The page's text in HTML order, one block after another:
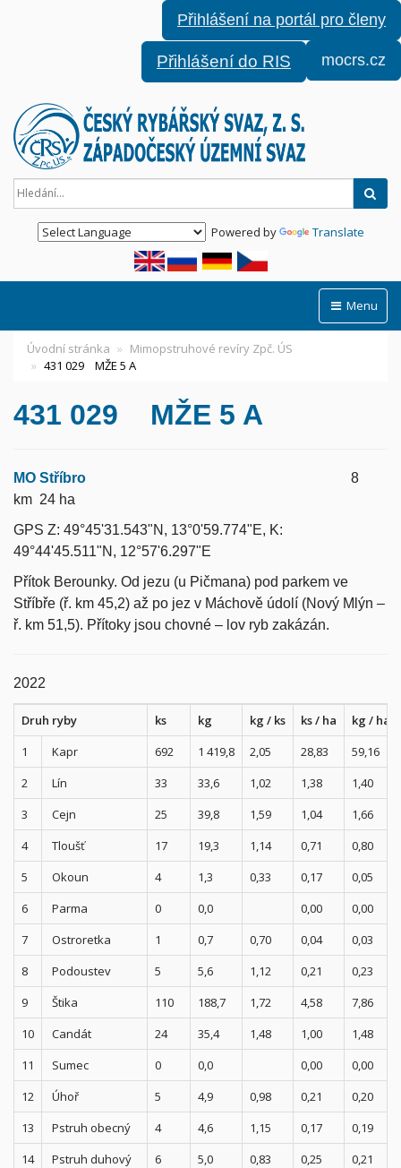
Přihlášení na portál pro členy
Přihlášení do RIS mocrs.cz
Powered by Translate
Menu
Úvodní stránka
Mimopstruhové revíry Zpč. ÚS
431 029 MŽE 5 A
431 029 MŽE 5 A
MO Stříbro
8
km 24 ha
GPS Z: 49°45'31.543"N, 13°0'59.774"E, K:
49°44'45.511"N, 12°57'6.297"E
Přítok Berounky. Od jezu (u Pičmana) pod parkem ve
Stříbře (ř. km 45,2) až po jez v Máchově údolí (Nový Mlýn –
ř. km 51,5). Přítoky jsou chovné – lov ryb zakázán.
2022
Druh ryby ks kg kg / ks ks / ha
kg / ha
1
Kapr 692 1 419,8 2,05 28,83
59,16
2
Lín 33 33,6 1,02 1,38
1,40
3
Cejn 25 39,8 1,59 1,04
1,66
4
Tloušť 17 19,3 1,14 0,71
0,80
5
Okoun 4 1,3 0,33 0,17
0,05
6
Parma 0 0,0 0,00
0,00
7
Ostroretka 1 0,7 0,70 0,04
0,03
8
Podoustev 5 5,6 1,12 0,21
0,23
9
Štika 110 188,7 1,72 4,58
7,86
10
Candát 24 35,4 1,48 1,00
1,48
11
Sumec 0 0,0 0,00
0,00
12
Úhoř 5 4,9 0,98 0,21
0,20
13
Pstruh obecný 4 4,6 1,15 0,17
0,19
14
Pstruh duhový 6 5,0 0,83 0,25
0,21